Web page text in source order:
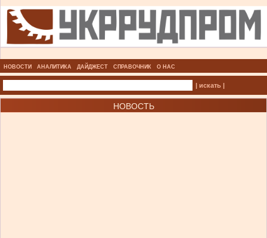
НОВОСТИ АНАЛИТИКА ДАЙДЖЕСТ СПРАВОЧНИК О НАС
| искать |
НОВОСТЬ